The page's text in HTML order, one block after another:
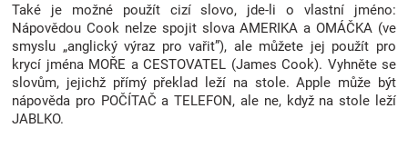
Také je možné použít cizí slovo, jde-li o vlastní jméno:
Nápovědou Cook nelze spojit slova AMERIKA a OMÁČKA (ve
smyslu „anglický výraz pro vařit”), ale můžete jej použít pro
krycí jména MOŘE a CESTOVATEL (James Cook). Vyhněte se
slovům, jejichž přímý překlad leží na stole. Apple může být
nápověda pro POČÍTAČ a TELEFON, ale ne, když na stole leží
JABLKO.